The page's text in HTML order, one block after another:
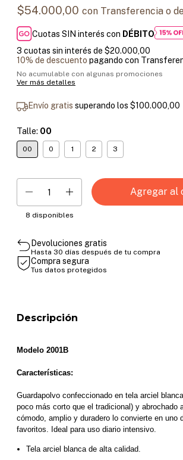
$54.000,00 con Transferencia o
Cuotas SIN interés con DÉBITO
3 cuotas sin interés de $20.000,00
10% de descuento pagando con
No acumulable con algunas promociones
Ver más detalles
Envío gratis superando los $100.000,00
Talle: 00
00 0 1 2 3
8 disponibles
Devoluciones gratis
Hasta 30 días después de tu compra
Compra segura
Tus datos protegidos
Descripción
Modelo 2001B
Características:
Guardapolvo confeccionado en tela arciel
poco más corto que el tradicional) y abrochado
cómodo, amplio y duradero lo convierte en uno
favoritos. Ideal para uso diario intensivo.
Tela arciel blanca de alta calidad.